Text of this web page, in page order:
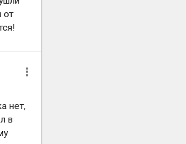
от
нет,
в